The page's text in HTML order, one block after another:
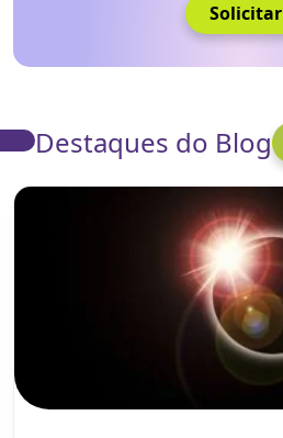
Solicitar
Destaques do Blog